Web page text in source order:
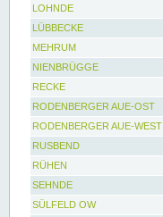
LOHNDE
LÜBBECKE
MEHRUM
NIENBRÜGGE
RECKE
RODENBERGER AUE-OST
RODENBERGER AUE-WEST
RUSBEND
RÜHEN
SEHNDE
SÜLFELD OW